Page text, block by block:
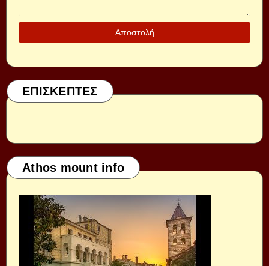
ΕΠΙΣΚΕΠΤΕΣ
Athos mount info